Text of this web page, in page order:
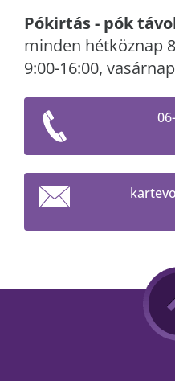
Pókirtás - pók
minden hétköznap
9:00-16:00,